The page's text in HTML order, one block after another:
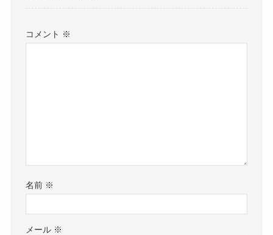
コメント ※
名前 ※
メール ※